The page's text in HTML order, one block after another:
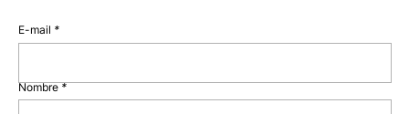
E-mail *
Nombre*